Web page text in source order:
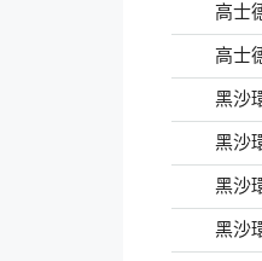
高士
高士
黑沙
黑沙
黑沙
黑沙